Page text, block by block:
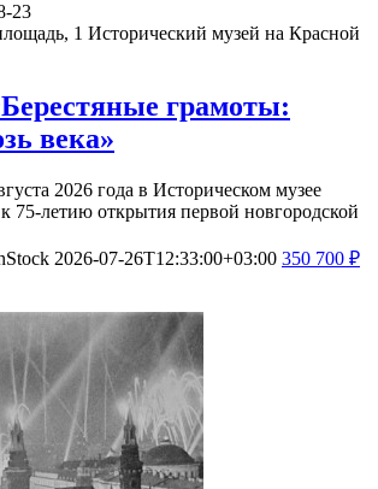
23
1 Исторический музей на Красной
грамоты:
века»
2026 года в Историческом музее
75-летию открытия первой новгородской
2026-07-26T12:33:00+03:00 350 700 ₽